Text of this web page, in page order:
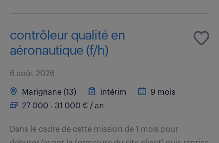
contrôleur qualité en
aéronautique (f/h)
6 août 2026
Marignane (13) intérim
9 mois
27 000 - 31 000 € / an
Dans le cadre de cette mission de 1 mois pour